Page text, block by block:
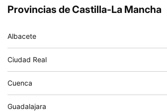
Provincias de Castilla-La Mancha
Albacete
Ciudad Real
Cuenca
Guadalajara